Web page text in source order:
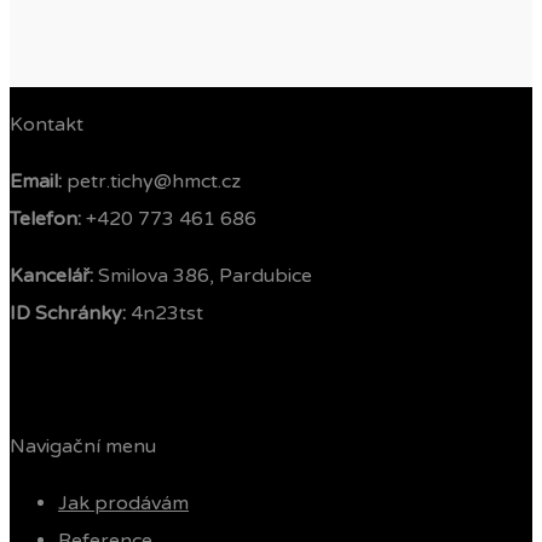
Kontakt
Email: petr.tichy@hmct.cz
Telefon: ‭ +420 773 461 686‬
Kancelář: Smilova 386, Pardubice
ID Schránky: 4n23tst
Navigační menu
Jak prodávám